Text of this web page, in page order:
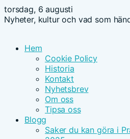
torsdag, 6 augusti
Nyheter, kultur och vad som
Hem
Cookie Policy
Historia
Kontakt
Nyhetsbrev
Om oss
Tipsa oss
Blogg
Saker du kan göra i